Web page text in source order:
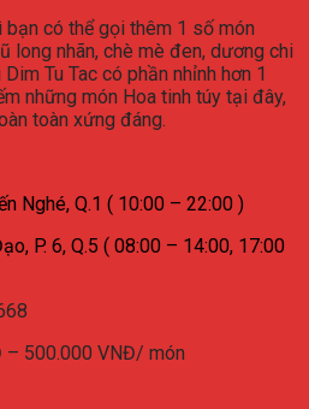
bạn có thể gọi thêm 1 số món
long nhãn, chè mè đen, dương chi
Tu Tac có phần nhỉnh hơn 1
những món Hoa tinh túy tại đây,
toàn xứng đáng.
Nghé, Q.1 ( 10:00 – 22:00 )
P. 6, Q.5 ( 08:00 – 14:00, 17:00
– 500.000 VNĐ/ món